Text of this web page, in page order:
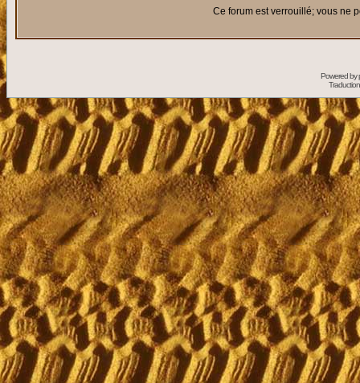
Ce forum est verrouillé; vous ne
Powered by